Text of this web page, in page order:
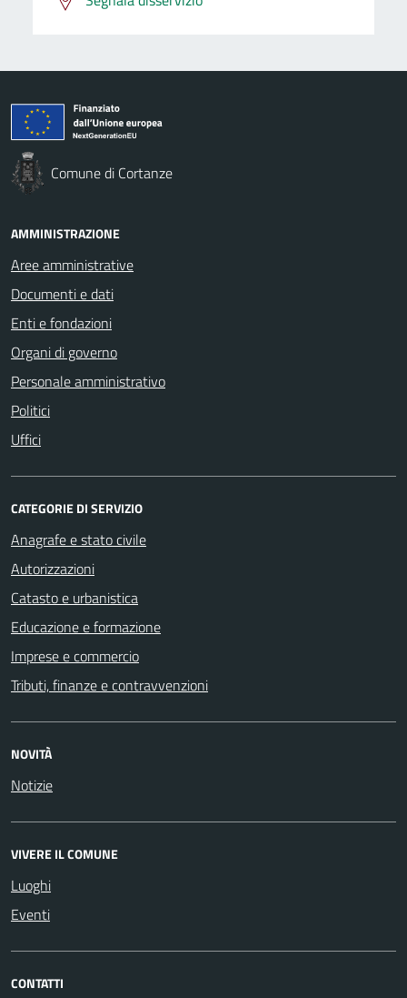
Comune di Cortanze
AMMINISTRAZIONE
Aree amministrative
Documenti e dati
Enti e fondazioni
Organi di governo
Personale amministrativo
Politici
Uffici
CATEGORIE DI SERVIZIO
Anagrafe e stato civile
Autorizzazioni
Catasto e urbanistica
Educazione e formazione
Imprese e commercio
Tributi, finanze e contravvenzioni
NOVITÀ
Notizie
VIVERE IL COMUNE
Luoghi
Eventi
CONTATTI